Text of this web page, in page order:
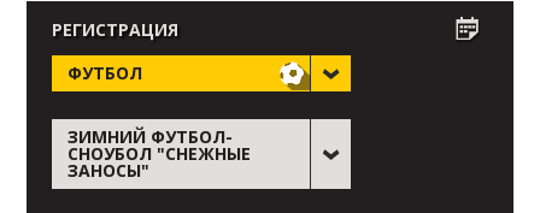
РЕГИСТРАЦИЯ
ФУТБОЛ
ЗИМНИЙ ФУТБОЛ-
СНОУБОЛ "СНЕЖНЫЕ
ЗАНОСЫ"